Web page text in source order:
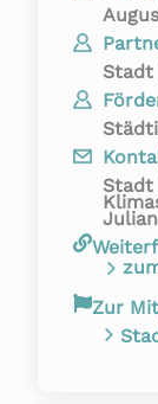
Stadt
Stadt
Zur